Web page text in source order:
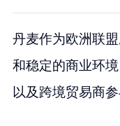
丹麦作为欧洲联
和稳定的商业环
以及跨境贸易商参